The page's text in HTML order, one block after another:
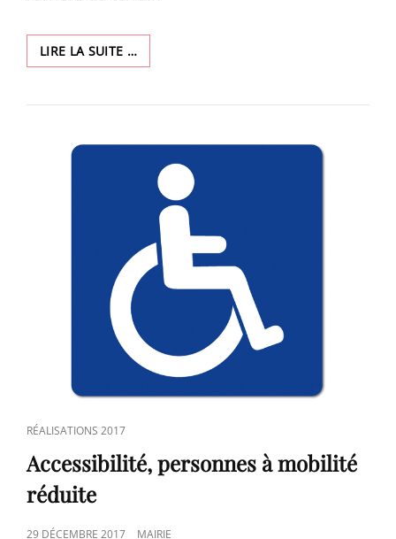
LIRE LA SUITE …TRAVAUX
FORESTIERS
CAT
LINKS
RÉALISATIONS 2017
Accessibilité, personnes à mobilité
réduite
POSTED
29 DÉCEMBRE 2017 MAIRIE